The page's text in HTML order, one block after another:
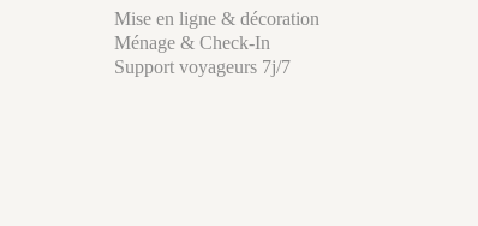
Mise en ligne & décoration
Ménage & Check-In
Support voyageurs 7j/7